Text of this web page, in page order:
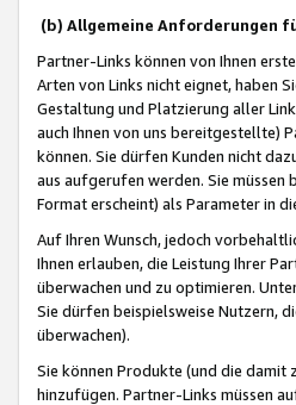
(b) Allgemeine Anforderungen
Partner-Links können von Ihnen
Arten von Links nicht eignet, haben
Gestaltung und Platzierung aller
auch Ihnen von uns bereitgestellte)
können. Sie dürfen Kunden nicht
aus aufgerufen werden. Sie müssen
Format erscheint) als Parameter in
Auf Ihren Wunsch, jedoch
Ihnen erlauben, die Leistung Ihrer
überwachen und zu optimieren.
Sie dürfen beispielsweise Nutzern,
überwachen).
Sie können Produkte (und die damit
hinzufügen. Partner-Links müssen